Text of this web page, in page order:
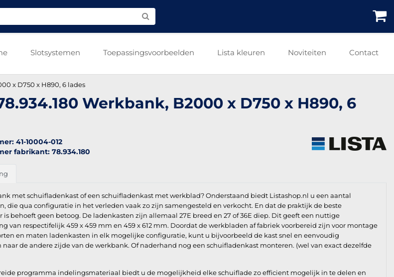
Slotsystemen Toepassingsvoorbeelden Lista kleuren Noviteiten Contact
x D750 x H890, 6 lades
Werkbank, B2000 x D750 x H890, 6
41-10004-012
fabrikant: 78.934.180
met schuifladenkast of een schuifladenkast met werkblad? Onderstaand biedt Listashop.nl u een aantal
die qua configuratie in het verleden vaak zo zijn samengesteld en verkocht. En dat de praktijk de beste
is behoeft geen betoog. De ladenkasten zijn allemaal 27E breed en 27 of 36E diep. Dit geeft een nuttige
van respectifelijk 459 x 459 mm en 459 x 612 mm. Doordat de werkbladen af fabriek voorbereid zijn voor montage
en maten ladenkasten in elk mogelijke configuratie, kunt u bijvoorbeeld de kast snel en eenvoudig
naar de andere zijde van de werkbank. Of naderhand nog een schuifladenkast monteren. (wel van exact dezelfde
programma indelingsmateriaal biedt u de mogelijkheid elke schuiflade zo efficient mogelijk in te delen en